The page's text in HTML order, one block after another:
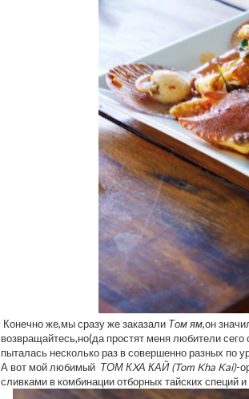
Конечно же,мы сразу же заказали Том ям,он
возвращайтесь,но(да простят меня любители
пыталась несколько раз в совершенно разных по
А вот мой любимый ТОМ КXА КАЙ (Tom Kha Kai)-
сливками в комбинации отборных тайских специй